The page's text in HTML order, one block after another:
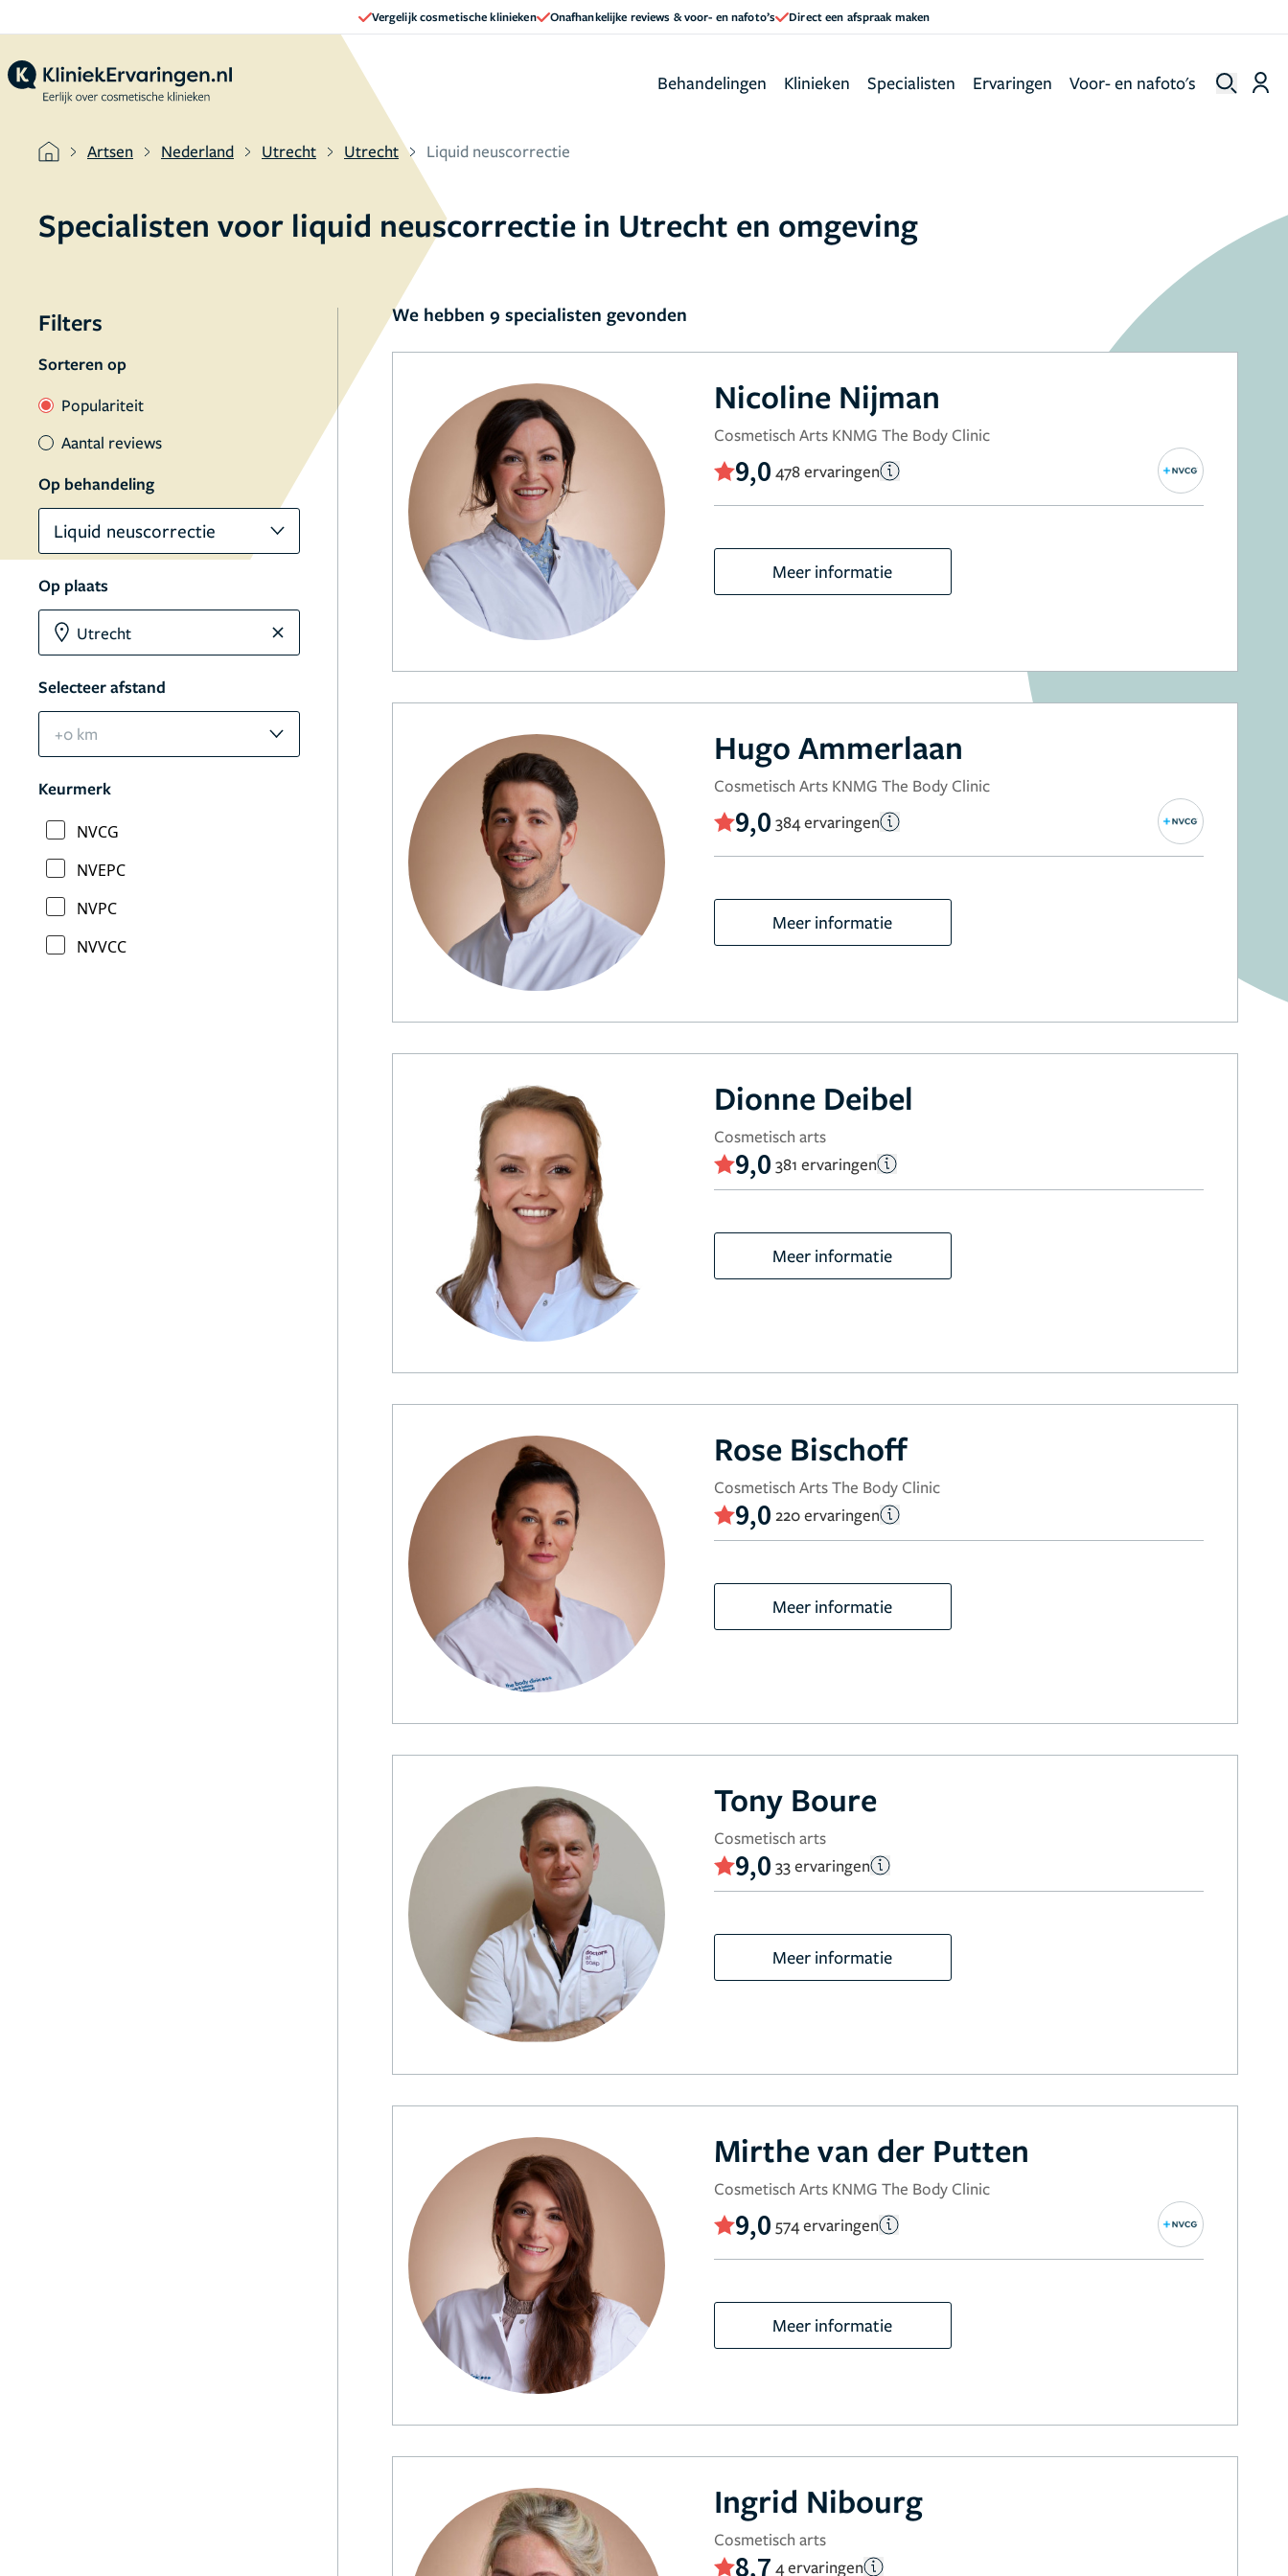
Vergelijk cosmetische klinieken Onafhankelijke reviews & voor- en nafoto’s Direct een afspraak maken
Behandelingen Klinieken Specialisten Ervaringen Voor- en nafoto's
Artsen Nederland Utrecht Utrecht Liquid neuscorrectie
Specialisten voor liquid neuscorrectie in Utrecht en omgeving
Filters
Sorteren op
Populariteit
Aantal reviews
Op behandeling
Liquid neuscorrectie
Op plaats
Selecteer afstand
+0 km
Keurmerk
NVCG
NVEPC
NVPC
NVVCC
We hebben 9 specialisten gevonden
Nicoline Nijman
Cosmetisch Arts KNMG The Body Clinic
9,0 478 ervaringen
Meer informatie
Hugo Ammerlaan
Cosmetisch Arts KNMG The Body Clinic
9,0 384 ervaringen
Meer informatie
Dionne Deibel
Cosmetisch arts
9,0 381 ervaringen
Meer informatie
Rose Bischoff
Cosmetisch Arts The Body Clinic
9,0 220 ervaringen
Meer informatie
Tony Boure
Cosmetisch arts
9,0 33 ervaringen
Meer informatie
Mirthe van der Putten
Cosmetisch Arts KNMG The Body Clinic
9,0 574 ervaringen
Meer informatie
Ingrid Nibourg
Cosmetisch arts
8,7 4 ervaringen